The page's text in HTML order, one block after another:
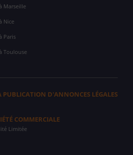
Marseille
Nice
Paris
Toulouse
PUBLICATION D'ANNONCES LÉGALES
COMMERCIALE
Limitée